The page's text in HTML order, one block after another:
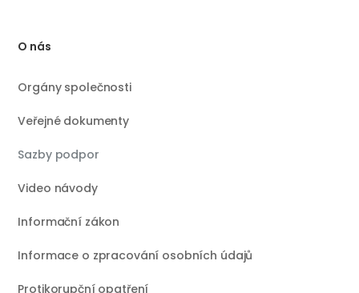
O nás
Orgány společnosti
Veřejné dokumenty
Sazby podpor
Video návody
Informační zákon
Informace o zpracování osobních údajů
Protikorupční opatření